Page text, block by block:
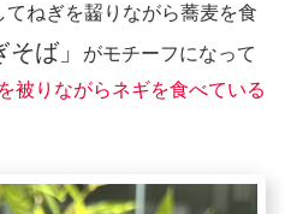
ねぎを齧りながら蕎麦を食
そば」
がモチーフになって
被りながらネギを食べている